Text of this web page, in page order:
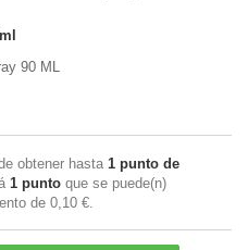
90 ML
obtener hasta 1 punto de
1 punto que se puede(n)
de 0,10 €